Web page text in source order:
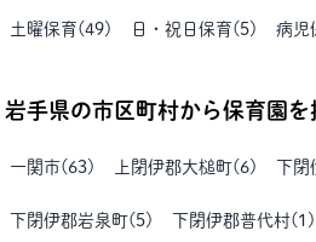
土曜保育(49) 日・祝日保育( 5) 病児
岩手県の市区町村から保育園を
一関市( 63) 上閉伊郡大槌町( 6) 下
下閉伊郡岩泉町( 5) 下閉伊郡普代村( 1 )